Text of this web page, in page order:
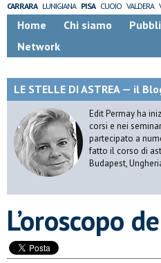
CARRARA LUNIGIANA PISA CUOIO VALDERA
Home Chi siamo
Network
LE STELLE DI ASTREA — il
Edit Permay ha
corsi e nei
partecipato a
fatto il corso di
Budapest,
L’oroscopo